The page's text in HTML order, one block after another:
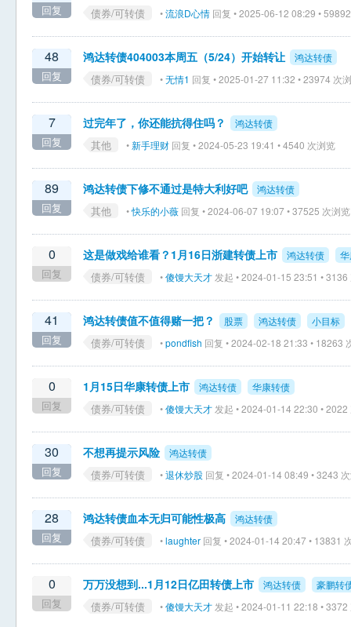
回复 债券/可转债 •流浪D心情 回复 • 2025-06-12 08:29 •
48
回复
鸿达转债404003本周五（5/24）开始转让 鸿达转债
债券/可转债 •无情1 回复 • 2025-01-27 11:32 • 23974 次
7
回复
过完年了，你还能抗得住吗？ 鸿达转债
其他 •新手理财 回复 • 2024-05-23 19:41 • 4540 次浏览
89
回复
鸿达转债下修不通过是特大利好吧 鸿达转债
其他 •快乐的小薇 回复 • 2024-06-07 19:07 • 37525 次浏览
0
回复
这是做戏给谁看？1月16日浙建转债上市 鸿达转债
债券/可转债 •傻馒大天才 发起 • 2024-01-15 23:51 • 3136
41
回复
鸿达转债值不值得赌一把？ 股票 鸿达转债 小目标
债券/可转债 •pondfish 回复 • 2024-02-18 21:33 • 18263
0
回复
1月15日华康转债上市 鸿达转债 华康转债
债券/可转债 •傻馒大天才 发起 • 2024-01-14 22:30 • 2022
30
回复
不想再提示风险 鸿达转债
债券/可转债 •退休炒股 回复 • 2024-01-14 08:49 • 3243
28
回复
鸿达转债血本无归可能性极高 鸿达转债
债券/可转债 •laughter 回复 • 2024-01-14 20:47 • 13831
0
回复
万万没想到...1月12日亿田转债上市 鸿达转债 豪鹏转
债券/可转债 •傻馒大天才 发起 • 2024-01-11 22:18 • 3372